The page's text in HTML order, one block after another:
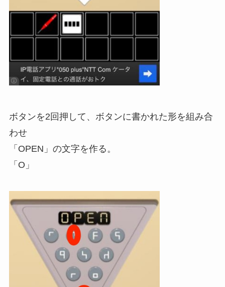
ボタンを2回押して、ボタンに書かれた形を組み合
わせ
「OPEN」の文字を作る。
「O」